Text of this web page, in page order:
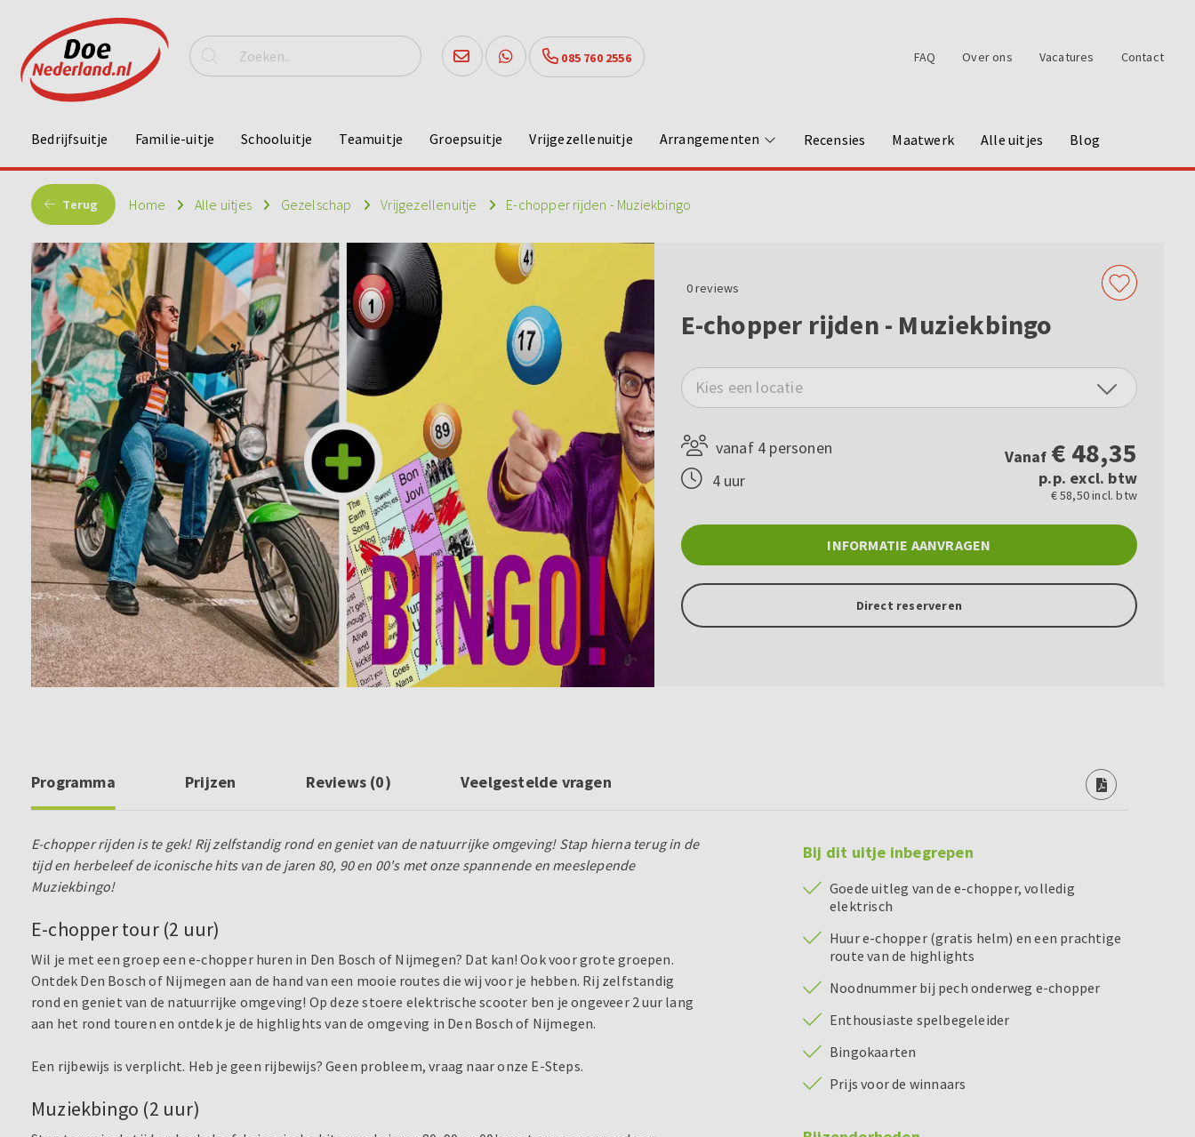
085 760 2556 FAQ Over ons Vacatures Contact
Bedrijfsuitje Familie-uitje Schooluitje Teamuitje Groepsuitje Vrijgezellenuitje Arrangementen Recensies Maatwerk Alle uitjes Blog
Terug Home Alle uitjes Gezelschap Vrijgezellenuitje E-chopper rijden - Muziekbingo
0reviews
E-chopper rijden - Muziekbingo
Kies een locatie
vanaf 4 personen
4 uur
Vanaf € 48,35
p.p. excl. btw
€ 58,50 incl. btw
INFORMATIE AANVRAGEN
Direct reserveren
Programma Prijzen Reviews (0) Veelgestelde vragen
E-chopper rijden is te gek! Rij zelfstandig rond en geniet van de natuurrijke omgeving! Stap hierna terug in de
tijd en herbeleef de iconische hits van de jaren 80, 90 en 00's met onze spannende en meeslepende
Muziekbingo!
E-chopper tour (2 uur)
Wil je met een groep een e-chopper huren in Den Bosch of Nijmegen? Dat kan! Ook voor grote groepen.
Ontdek Den Bosch of Nijmegen aan de hand van een mooie routes die wij voor je hebben. Rij zelfstandig
rond en geniet van de natuurrijke omgeving! Op deze stoere elektrische scooter ben je ongeveer 2 uur lang
aan het rond touren en ontdek je de highlights van de omgeving in Den Bosch of Nijmegen.
Een rijbewijs is verplicht. Heb je geen rijbewijs? Geen probleem, vraag naar onze E-Steps.
Muziekbingo (2 uur)
Bij dit uitje inbegrepen
Goede uitleg van de e-chopper, volledig
elektrisch
Huur e-chopper (gratis helm) en een prachtige
route van de highlights
Noodnummer bij pech onderweg e-chopper
Enthousiaste spelbegeleider
Bingokaarten
Prijs voor de winnaars